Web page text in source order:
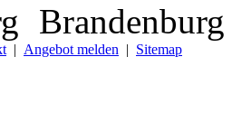
| Angebot melden | Sitemap